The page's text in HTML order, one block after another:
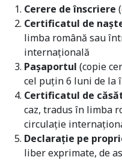
Cerere de înscriere (
Certificatul de
limba română sau
internațională
Pașaportul (copie
cel puțin 6 luni de la
Certificatul de
caz, tradus în limba
circulație
Declarație pe
liber exprimate, de